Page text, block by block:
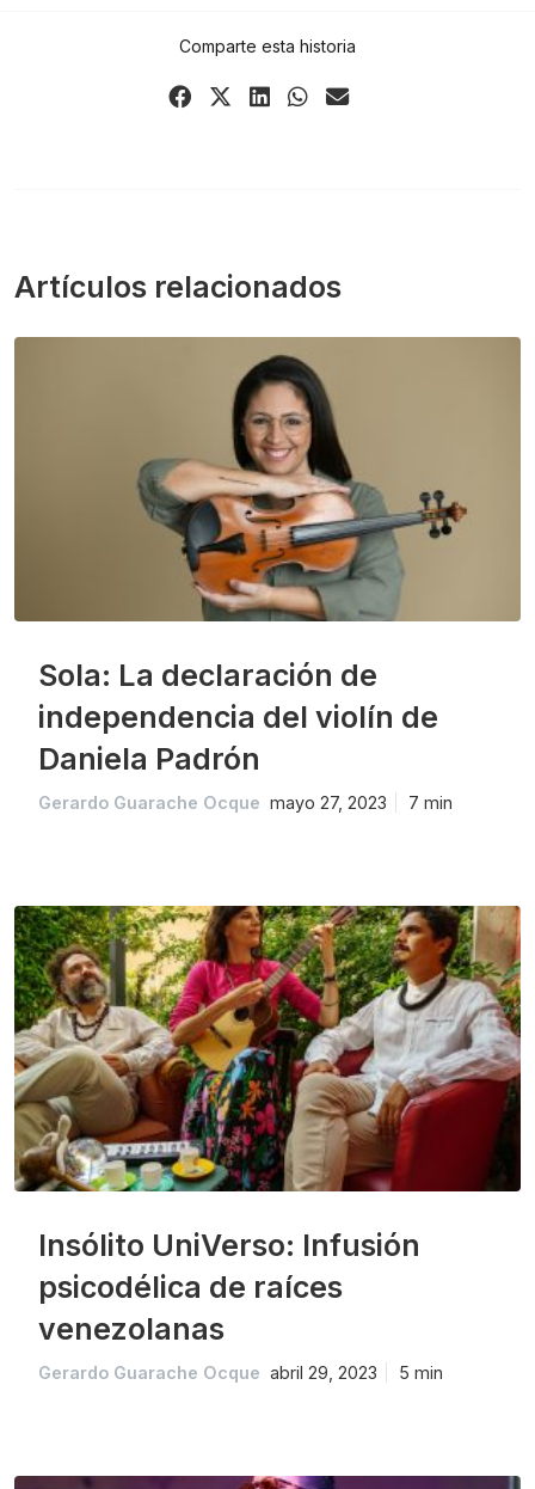
Comparte esta historia
Share Share ShareShareShare
Artículos relacionados
Sola: La declaración de
independencia del violín de
Daniela Padrón
Gerardo Guarache Ocque mayo 27, 2023 7 min
Insólito UniVerso: Infusión
psicodélica de raíces
venezolanas
Gerardo Guarache Ocque abril 29, 2023 5 min